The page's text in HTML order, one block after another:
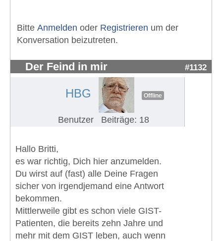
Bitte Anmelden oder Registrieren um der
Konversation beizutreten.
Der Feind in mir #1132
HBG Offline
Benutzer Beiträge: 18
Hallo Britti,
es war richtig, Dich hier anzumelden.
Du wirst auf (fast) alle Deine Fragen
sicher von irgendjemand eine Antwort
bekommen.
Mittlerweile gibt es schon viele GIST-
Patienten, die bereits zehn Jahre und
mehr mit dem GIST leben, auch wenn